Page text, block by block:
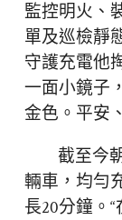
監控明火、
單及巡檢靜
守護充電他
一面小鏡子
金色。平安
截至今
輛車，均勻
長20分鐘。